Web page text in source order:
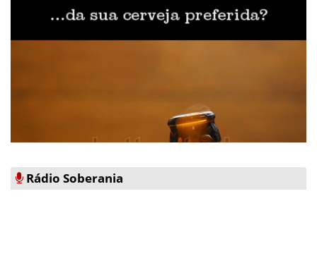
Rádio Soberania